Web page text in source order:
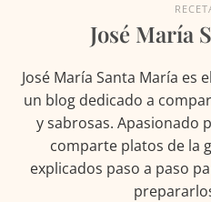
José María
José María Santa María es
un blog dedicado a
y sabrosas. Apasionado
comparte platos de la
explicados paso a paso